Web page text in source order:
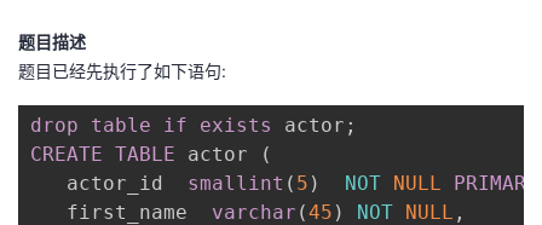
发
我
题目描述
题目已经先执行了如下语句:
drop table if exists actor ;
CREATE TABLE actor
(
   actor_id
smallint ( 5 ) NOT NULL
PRIMARY
   first_name
varchar (45 ) NOT NULL ,